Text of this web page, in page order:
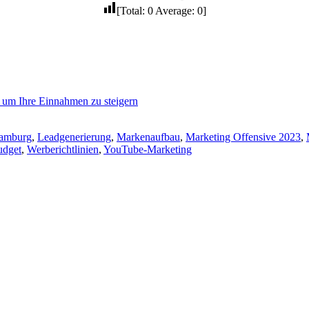
[Total: 0 Average: 0]
Ihre Einnahmen zu steigern
, Leadgenerierung, Markenaufbau, Marketing Offensive 2023,
, Werberichtlinien, YouTube-Marketing